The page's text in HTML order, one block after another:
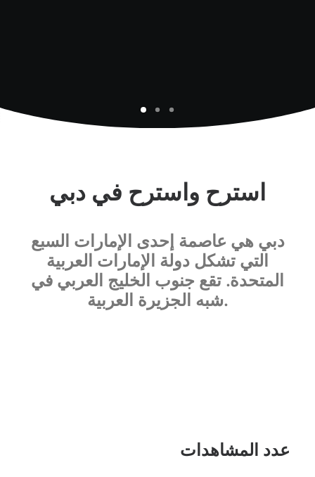
استرح واسترح في دبي
دبي هي عاصمة إحدى الإمارات السبع
التي تشكل دولة الإمارات العربية
المتحدة. تقع جنوب الخليج العربي في
شبه الجزيرة العربية.
عدد المشاهدات